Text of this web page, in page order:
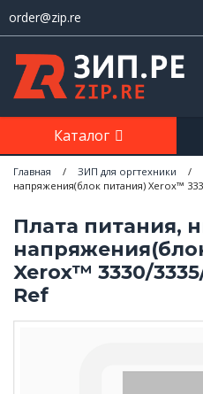
order@zip.re
Каталог
Главная / ЗИП для оргтехники /
напряжения(блок питания) Xerox™
Плата питания,
Xerox™ 3330/
Ref